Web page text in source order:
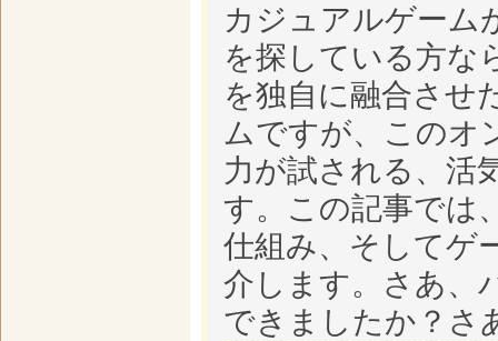
カジュアルゲーム
を探している方
を独自に融合させ
ムですが、このオ
力が試される、活
す。この記事で
仕組み、そしてゲ
介します。さあ、
できましたか？さ